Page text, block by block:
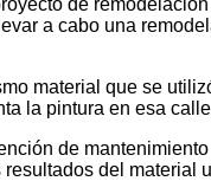
de
a cabo una
material que se
la pintura en esa
de
del material